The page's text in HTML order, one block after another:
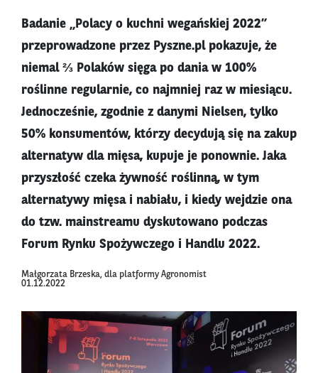
Badanie „Polacy o kuchni wegańskiej 2022”
przeprowadzone przez Pyszne.pl pokazuje, że
niemal ⅔ Polaków sięga po dania w 100%
roślinne regularnie, co najmniej raz w miesiącu.
Jednocześnie, zgodnie z danymi Nielsen, tylko
50% konsumentów, którzy decydują się na zakup
alternatyw dla mięsa, kupuje je ponownie. Jaka
przyszłość czeka żywność roślinną, w tym
alternatywy mięsa i nabiału, i kiedy wejdzie ona
do tzw. mainstreamu dyskutowano podczas
Forum Rynku Spożywczego i Handlu 2022.
Małgorzata Brzeska, dla platformy Agronomist
01.12.2022